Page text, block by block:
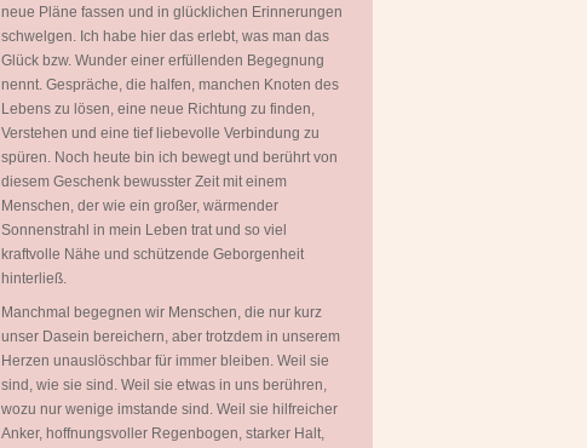
neue Pläne fassen und in glücklichen Erinnerungen
schwelgen. Ich habe hier das erlebt, was man das
Glück bzw. Wunder einer erfüllenden Begegnung
nennt. Gespräche, die halfen, manchen Knoten des
Lebens zu lösen, eine neue Richtung zu finden,
Verstehen und eine tief liebevolle Verbindung zu
spüren. Noch heute bin ich bewegt und berührt von
diesem Geschenk bewusster Zeit mit einem
Menschen, der wie ein großer, wärmender
Sonnenstrahl in mein Leben trat und so viel
kraftvolle Nähe und schützende Geborgenheit
hinterließ.
Manchmal begegnen wir Menschen, die nur kurz
unser Dasein bereichern, aber trotzdem in unserem
Herzen unauslöschbar für immer bleiben. Weil sie
sind, wie sie sind. Weil sie etwas in uns berühren,
wozu nur wenige imstande sind. Weil sie hilfreicher
Anker, hoffnungsvoller Regenbogen, starker Halt,